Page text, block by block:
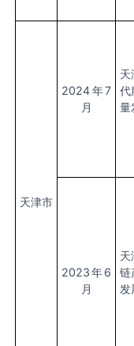
天津市
2024年7
月
天
代
量
2023年6
月
天
链
发